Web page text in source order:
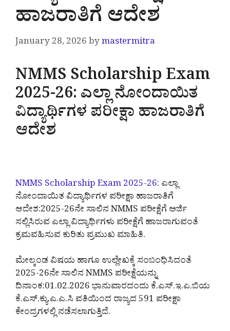
ಹಾಜರಾತಿಗೆ ಆದೇಶ
January 28, 2026bymastermitra
NMMS Scholarship Exam
2025-26: ಎಲ್ಲಾ ನೋಂದಾಯಿತ
ವಿದ್ಯಾರ್ಥಿಗಳ ಪರೀಕ್ಷಾ ಹಾಜರಾತಿಗೆ
ಆದೇಶ
NMMS Scholarship Exam 2025-26: ಎಲ್ಲಾ
ನೋಂದಾಯಿತ ವಿದ್ಯಾರ್ಥಿಗಳ ಪರೀಕ್ಷಾ ಹಾಜರಾತಿಗೆ
ಆದೇಶ:2025-26ನೇ ಸಾಲಿನ NMMS ಪರೀಕ್ಷೆಗೆ ಅರ್ಜಿ
ಸಲ್ಲಿಸಿರುವ ಎಲ್ಲಾ ವಿದ್ಯಾರ್ಥಿಗಳು ಪರೀಕ್ಷೆಗೆ ಹಾಜರಾಗುವಂತೆ
ಕ್ರಮವಹಿಸುವ ಕುರಿತು ಪ್ರಮುಖ ಮಾಹಿತಿ.
ಮೇಲ್ಕಂಡ ವಿಷಯ ಹಾಗೂ ಉಲ್ಲೇಖಕ್ಕೆ ಸಂಬಂಧಿಸಿದಂತೆ
2025-26ನೇ ಸಾಲಿನ NMMS ಪರೀಕ್ಷೆಯನ್ನು
ದಿನಾಂಕ:01.02.2026 ಭಾನುವಾರದಂದು ಕೆ.ಎಸ್.ಇ.ಎ.ಬಿಯ
ಕೆ.ಎಸ್.ಕ್ಯು.ಎ.ಎ.ಸಿ ವತಿಯಿಂದ ರಾಜ್ಯದ 591 ಪರೀಕ್ಷಾ
ಕೇಂದ್ರಗಳಲ್ಲಿ ನಡೆಸಲಾಗುತ್ತಿದೆ.